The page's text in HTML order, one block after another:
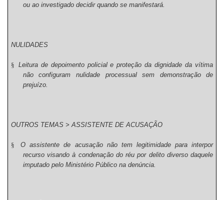
ou ao investigado decidir quando se manifestará.
NULIDADES
§ Leitura de depoimento policial e proteção da dignidade da vítima
não configuram nulidade processual sem demonstração de
prejuízo.
OUTROS TEMAS > ASSISTENTE DE ACUSAÇÃO
§
O assistente de acusação não tem legitimidade para interpor
recurso visando à condenação do réu por delito diverso daquele
imputado pelo Ministério Público na denúncia.